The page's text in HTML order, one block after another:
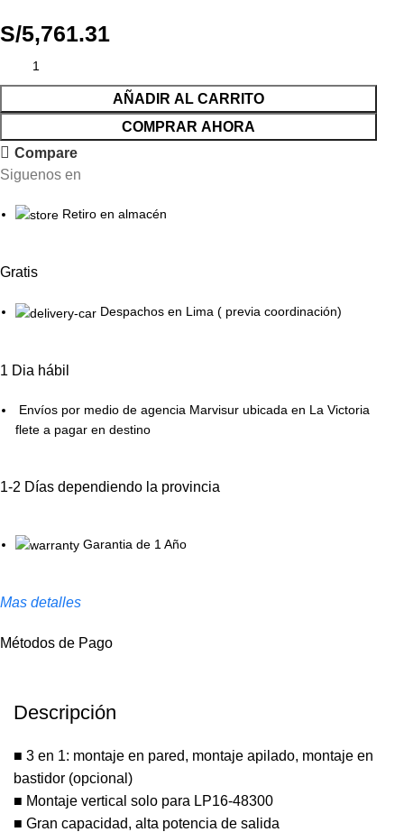
S/5,761.31
AÑADIR AL CARRITO
COMPRAR AHORA
Compare
Siguenos en
Retiro en almacén
Gratis
Despachos en Lima ( previa coordinación)
1 Dia hábil
Envíos por medio de agencia Marvisur ubicada en La Victoria
flete a pagar en destino
1-2 Días dependiendo la provincia
Garantia de 1 Año
Mas detalles
Métodos de Pago
Descripción
■ 3 en 1: montaje en pared, montaje apilado, montaje en
bastidor (opcional)
■ Montaje vertical solo para LP16-48300
■ Gran capacidad, alta potencia de salida